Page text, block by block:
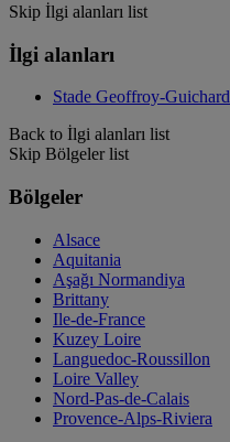
Skip İlgi alanları list
İlgi alanları
Stade Geoffroy-Guichard
Back to İlgi alanları list
Skip Bölgeler list
Bölgeler
Alsace
Aquitania
Aşağı Normandiya
Brittany
Ile-de-France
Kuzey Loire
Languedoc-Roussillon
Loire Valley
Nord-Pas-de-Calais
Provence-Alps-Riviera